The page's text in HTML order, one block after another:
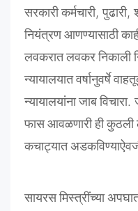
सरकारीकर्मचारी,पुढारी,
नियंत्रणआणण्यासाठी
लवकरातलवकरनिकाली
न्यायालयातवर्षानुवर्षे
न्यायालयांनाजाबविचारा.
फासआवळणारीहीकुठली
कचाट्यातअडकविण्या
सायरसमिस्त्रींच्या